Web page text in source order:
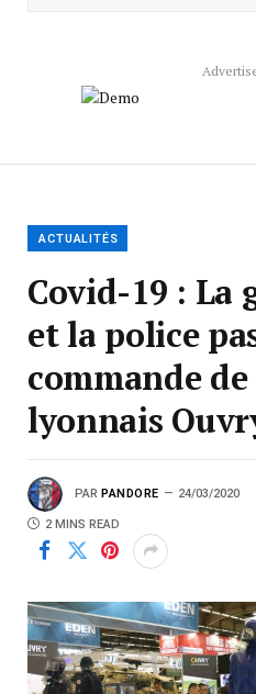
ACTUALITÉS
Covid-19 : La
et la police
commande
lyonnais
PAR PANDORE 24/03/2020
2 MINS READ